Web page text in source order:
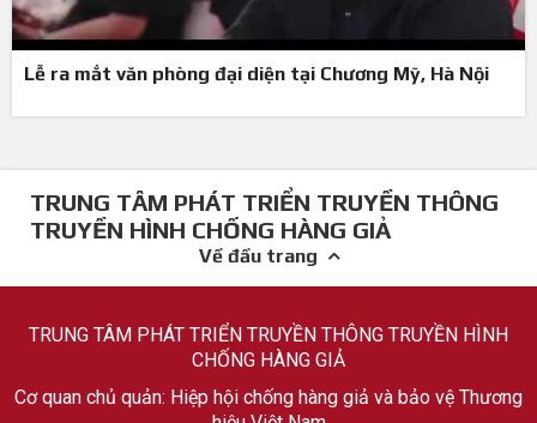
Lễ ra mắt văn phòng đại diện tại Chương Mỹ, Hà Nội
TRUNG TÂM PHÁT TRIỂN TRUYỀN THÔNG
TRUYỀN HÌNH CHỐNG HÀNG GIẢ
Về đầu trang
TRUNG TÂM PHÁT TRIỂN TRUYỀN THÔNG TRUYỀN HÌNH
CHỐNG HÀNG GIẢ
Cơ quan chủ quản: Hiệp hội chống hàng giả và bảo vệ Thương